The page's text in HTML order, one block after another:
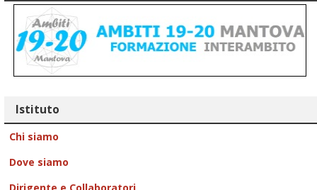
Istituto
Chi siamo
Dove siamo